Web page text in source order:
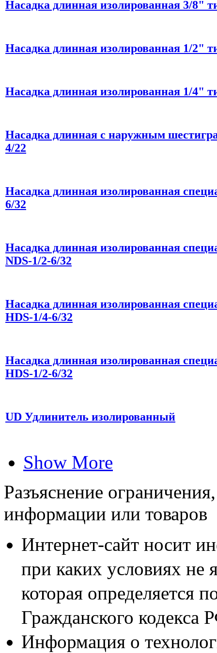
Насадка длинная изолированная 3/8"
Насадка длинная изолированная 1/2"
Насадка длинная изолированная 1/4"
Насадка длинная с наружным
4/22
Насадка длинная изолированная
6/32
Насадка длинная изолированная
NDS-1/2-6/32
Насадка длинная изолированная
НDS-1/4-6/32
Насадка длинная изолированная
НDS-1/2-6/32
UD Удлинитель изолированный
Show More
Разъяснение
информации или товаров
Интернет-сайт носит
при каких условиях не
которая определяется
Гражданского кодекса
Информация о